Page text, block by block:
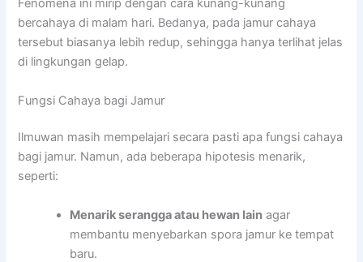
Fenomena ini mirip dengan cara kunang-kunang
bercahaya di malam hari. Bedanya, pada jamur cahaya
tersebut biasanya lebih redup, sehingga hanya terlihat jelas
di lingkungan gelap.
Fungsi Cahaya bagi Jamur
Ilmuwan masih mempelajari secara pasti apa fungsi cahaya
bagi jamur. Namun, ada beberapa hipotesis menarik,
seperti:
Menarik serangga atau hewan lain agar
membantu menyebarkan spora jamur ke tempat
baru.